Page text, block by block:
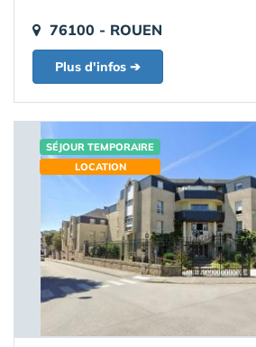
76100 - ROUEN
Plus d'infos ➔
SÉJOUR TEMPORAIRE
LOCATION